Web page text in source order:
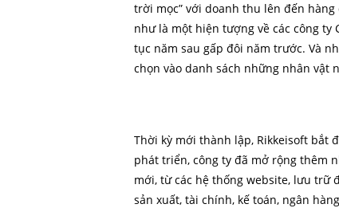
trời mọc” với doanh thu lên đến
như là một hiện tượng về các công ty
tục năm sau gấp đôi năm trước. Và
chọn vào danh sách những nhân vật
Thời kỳ mới thành lập, Rikkeisoft bắt
phát triển, công ty đã mở rộng thêm
mới, từ các hệ thống website, lưu trữ
sản xuất, tài chính, kế toán, ngân